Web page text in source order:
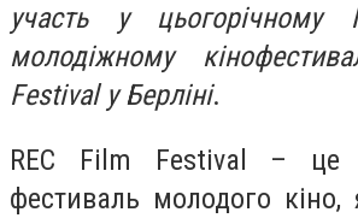
участь у цьогорічному
молодіжному
Festival у Берліні.
REC Film Festival – це
фестиваль молодого